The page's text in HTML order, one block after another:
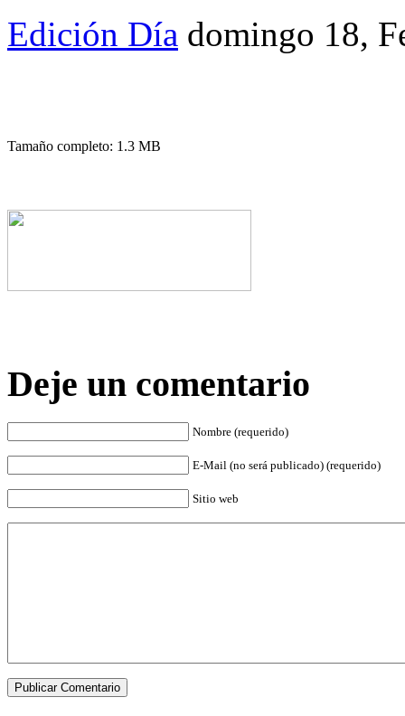
Edición Día domingo 18,
Tamaño completo: 1.3 MB
Deje un comentario
Nombre (requerido)
E-Mail (no será publicado) (requerido)
Sitio web